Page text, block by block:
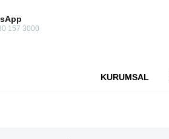
157 3000
KURUMSAL